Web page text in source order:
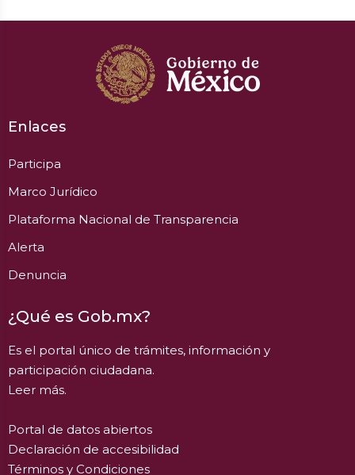
Enlaces
Participa
Marco Jurídico
Plataforma Nacional de Transparencia
Alerta
Denuncia
¿Qué es Gob.mx?
Es el portal único de trámites, información y
participación ciudadana.
Leer más.
Portal de datos abiertos
Declaración de accesibilidad
Términos y Condiciones